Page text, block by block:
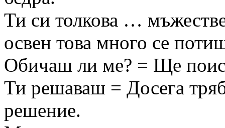
Ти си толкова …
освен това много се
Обичаш ли ме? = Ще
Ти решаваш = Досега
решение.